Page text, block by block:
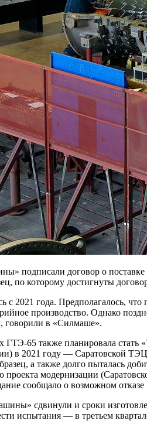
подписали договор о
по которому достигнуты
с 2021 года. Предполагалось,
производство. Однако
говорили в «Силмаше».
ГТЭ-65 также планировала
в 2021 году — Саратовской
а также долго пыталась
проекта модернизации
сообщало о возможном
сдвинули и сроки
испытания — в третьем